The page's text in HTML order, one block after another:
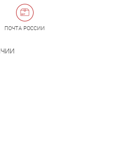
ПОЧТА РОССИИ